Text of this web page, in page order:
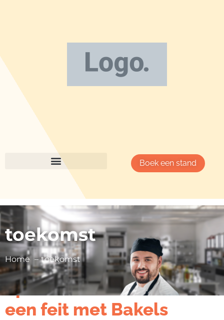
Boek een stand
toekomst
Home toekomst
Persbericht | Veganplein
op Bakkersvak en IJs-Vak
een feit met Bakels